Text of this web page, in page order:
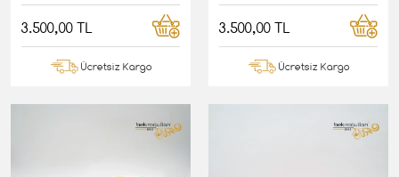
3.500,00 TL
Ücretsiz Kargo
3.500,00 TL
Ücretsiz Kargo